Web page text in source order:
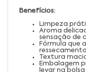
Benefícios:
Limpeza
Aroma
sensação de
Fórmula que
ressecamento
Textura
Embalagem
levar na bolsa